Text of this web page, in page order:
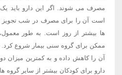
مصرف می شوند. اگر این دارو باید
است آن را برای مصرف در شب تجویز
ها بیشتر از روز است. به طور معمول،
ممکن برای گروه سنی بیمار شروع
آن را کاهش داده و به کمترین میزان
دارو برای کودکان بیشتر از سایر